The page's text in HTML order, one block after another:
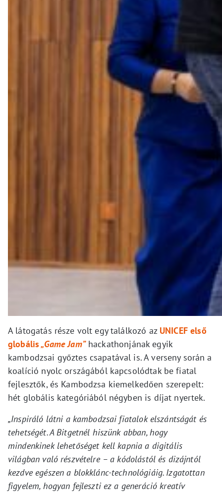
A látogatás része volt egy találkozó az UNICEF első
globális„Game Jam”hackathonjának egyik
kambodzsai győztes csapatával is. A verseny során a
koalíció nyolc országából kapcsolódtak be fiatal
fejlesztők, és Kambodzsa kiemelkedően szerepelt:
hét globális kategóriából négyben is díjat nyertek.
„Inspiráló látni a kambodzsai fiatalok elszántságát és
tehetségét. A Bitgetnél hiszünk abban, hogy
mindenkinek lehetőséget kell kapnia a digitális
világban való részvételre – a kódolástól és dizájntól
kezdve egészen a blokklánc-technológiáig. Izgatottan
figyelem, hogyan fejleszti ez a generáció kreatív